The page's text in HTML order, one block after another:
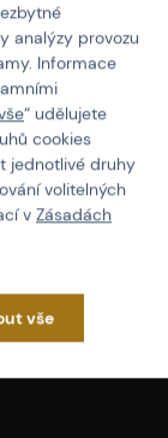
analýzy provozu
Informace
“ udělujete
cookies
jednotlivé druhy
volitelných
v Zásadách
vše